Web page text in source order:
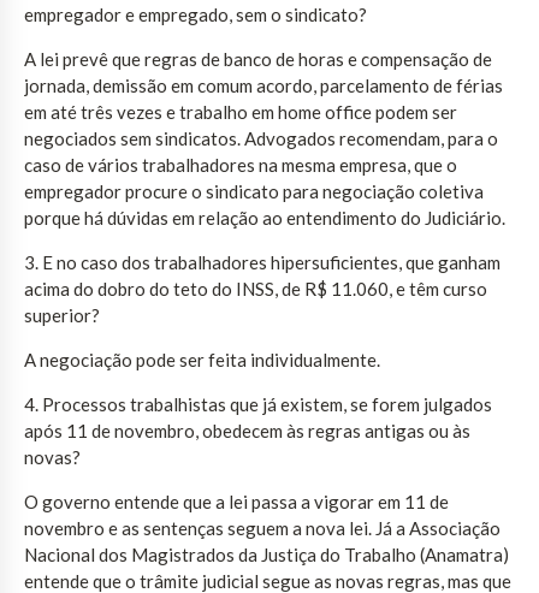
empregador e empregado, sem o sindicato?
A lei prevê que regras de banco de horas e compensação de
jornada, demissão em comum acordo, parcelamento de férias
em até três vezes e trabalho em home office podem ser
negociados sem sindicatos. Advogados recomendam, para o
caso de vários trabalhadores na mesma empresa, que o
empregador procure o sindicato para negociação coletiva
porque há dúvidas em relação ao entendimento do Judiciário.
3. E no caso dos trabalhadores hipersuficientes, que ganham
acima do dobro do teto do INSS, de R$ 11.060, e têm curso
superior?
A negociação pode ser feita individualmente.
4. Processos trabalhistas que já existem, se forem julgados
após 11 de novembro, obedecem às regras antigas ou às
novas?
O governo entende que a lei passa a vigorar em 11 de
novembro e as sentenças seguem a nova lei. Já a Associação
Nacional dos Magistrados da Justiça do Trabalho (Anamatra)
entende que o trâmite judicial segue as novas regras, mas que